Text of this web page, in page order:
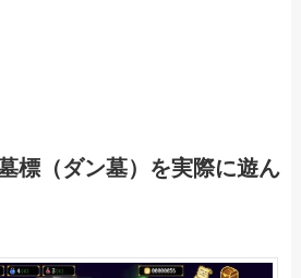
標（ダン墓）を実際に遊ん